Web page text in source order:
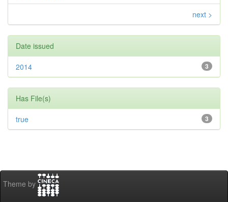
next >
Date issued
3
2014
Has File(s)
3
true
Theme by